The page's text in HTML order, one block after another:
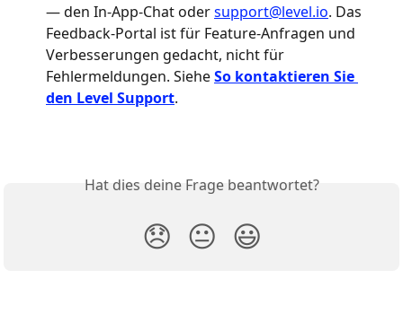
— den In-App-Chat oder support@level.io. Das
Feedback-Portal ist für Feature-Anfragen und
Verbesserungen gedacht, nicht für
Fehlermeldungen. Siehe So kontaktieren Sie
den Level Support.
Hat dies deine Frage beantwortet?
😞 😐 😃